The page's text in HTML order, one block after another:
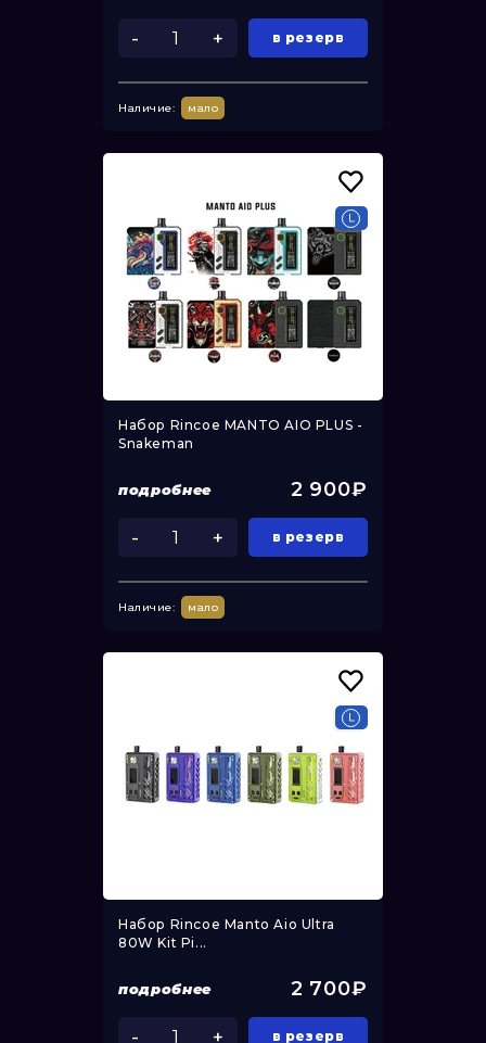
- + в резерв
Наличие: мало
Набор Rincoe MANTO AIO PLUS -
Snakeman
подробнее 2 900₽
- + в резерв
Наличие: мало
Набор Rincoe Manto Aio Ultra
80W Kit Pi...
подробнее 2 700₽
- + в резерв